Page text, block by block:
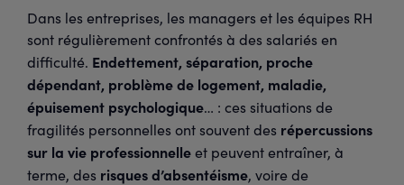
Dans les entreprises, les managers et les équipes RH
sont régulièrement confrontés à des salariés en
difficulté. Endettement, séparation, proche
dépendant, problème de logement, maladie,
épuisement psychologique… : ces situations de
fragilités personnelles ont souvent des répercussions
sur la vie professionnelleet peuvent entraîner, à
terme, des risques d’absentéisme, voire de